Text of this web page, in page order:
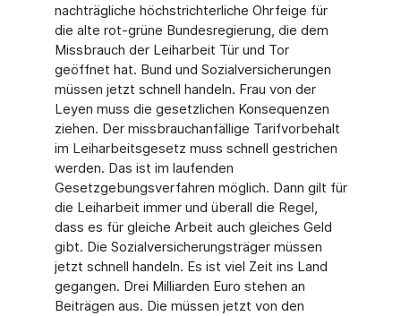
nachträgliche höchstrichterliche Ohrfeige für
die alte rot-grüne Bundesregierung, die dem
Missbrauch der Leiharbeit Tür und Tor
geöffnet hat. Bund und Sozialversicherungen
müssen jetzt schnell handeln. Frau von der
Leyen muss die gesetzlichen Konsequenzen
ziehen. Der missbrauchanfällige Tarifvorbehalt
im Leiharbeitsgesetz muss schnell gestrichen
werden. Das ist im laufenden
Gesetzgebungsverfahren möglich. Dann gilt für
die Leiharbeit immer und überall die Regel,
dass es für gleiche Arbeit auch gleiches Geld
gibt. Die Sozialversicherungsträger müssen
jetzt schnell handeln. Es ist viel Zeit ins Land
gegangen. Drei Milliarden Euro stehen an
Beiträgen aus. Die müssen jetzt von den